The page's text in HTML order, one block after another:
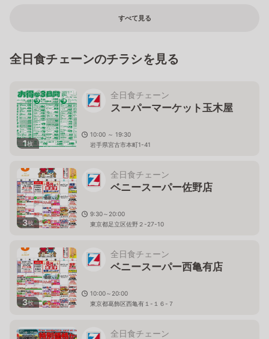
すべて見る
全日食チェーンのチラシを見る
1枚
全日食チェーン
スーパーマーケット玉木屋
10:00 ～ 19:30
岩手県宮古市本町1-41
3枚
全日食チェーン
ベニースーパー佐野店
9:30～20:00
東京都足立区佐野２-27-10
3枚
全日食チェーン
ベニースーパー西亀有店
10:00～20:00
東京都葛飾区西亀有１-１６-７
全日食チェーン